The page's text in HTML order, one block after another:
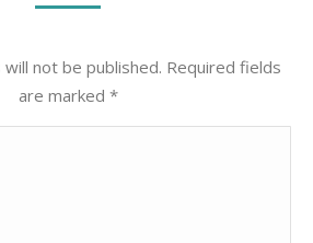
not be published. Required fields
are marked *